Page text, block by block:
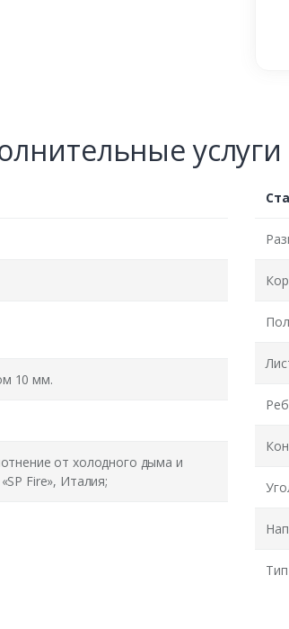
услуги
10 мм.
от холодного дыма и
Fire», Италия;